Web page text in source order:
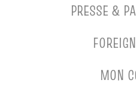
PRESSE &
MON